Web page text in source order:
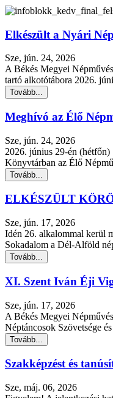
Elkészült a Nyári
Sze, jún. 24, 2026
A Békés Megyei
tartó alkotótábora 2026.
Tovább...
Meghívó az Élő
Sze, jún. 24, 2026
2026. június 29-én
Könyvtárban az Élő
Tovább...
ELKÉSZÜLT
Sze, jún. 17, 2026
Idén 26. alkalommal kerül
Sokadalom a Dél-Alföld
Tovább...
XI. Szent Iván Éji
Sze, jún. 17, 2026
A Békés Megyei
Néptáncosok Szövetsége
Tovább...
Szakképzést és
Sze, máj. 06, 2026